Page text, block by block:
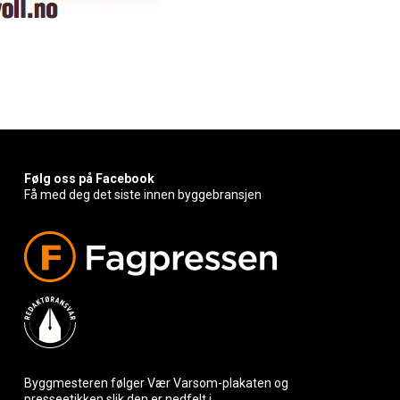
Følg oss på Facebook
Få med deg det siste innen byggebransjen
Byggmesteren følger Vær Varsom-plakaten og